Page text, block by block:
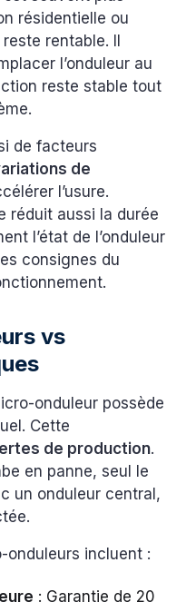
résidentielle ou
rentable. Il
l’onduleur au
reste stable tout
de facteurs
de
l’usure.
réduit aussi la durée
l’état de l’onduleur
consignes du
vs
onduleur possède
Cette
de production.
en panne, seul le
un onduleur central,
onduleurs incluent :
: Garantie de 20